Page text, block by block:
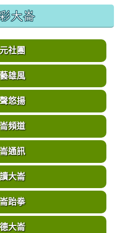
大崙
社團
雄風
悠揚
頻道
通訊
大崙
跆拳
大崙